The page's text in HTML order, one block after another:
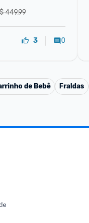
449,99
3 0
de Bebê Fraldas